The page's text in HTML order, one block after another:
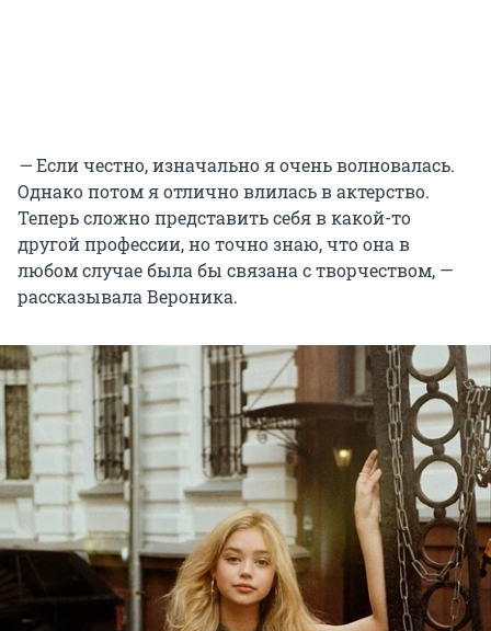
—Если честно, изначально я очень волновалась.
Однако потом я отлично влилась в актерство.
Теперь сложно представить себя в какой-то
другой профессии, но точно знаю, что она в
любом случае была бы связана с творчеством, —
рассказывала Вероника.